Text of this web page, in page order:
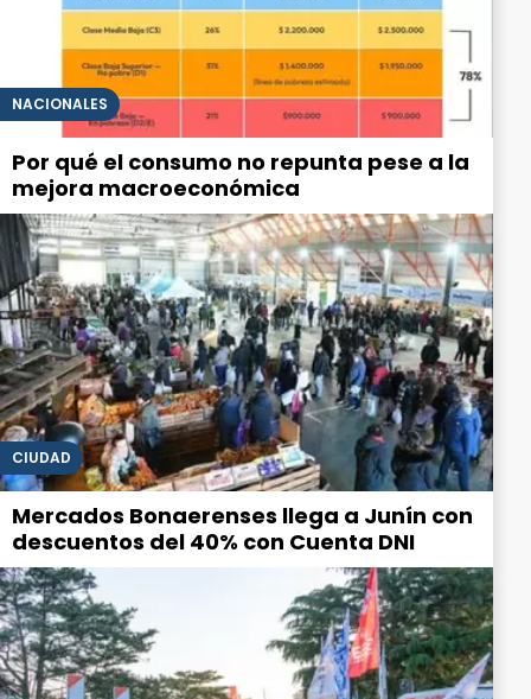
NACIONALES
Por qué el consumo no repunta pese a la
mejora macroeconómica
CIUDAD
Mercados Bonaerenses llega a Junín con
descuentos del 40% con Cuenta DNI